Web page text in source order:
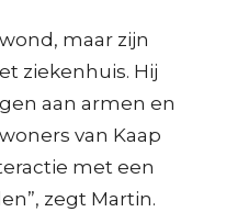
maar zijn
ziekenhuis. Hij
aan armen en
van Kaap
met een
zegt Martin.